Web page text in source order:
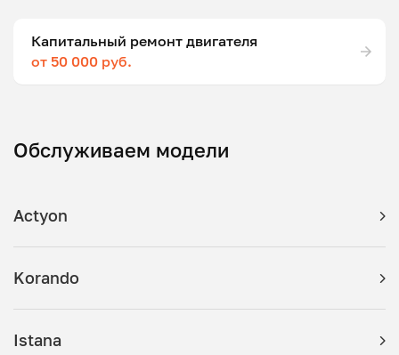
Капитальный ремонт двигателя
от 50 000 руб.
Обслуживаем модели
Actyon
Korando
Istana